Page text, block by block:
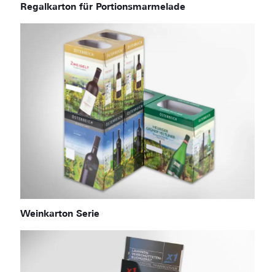
Regalkarton für Portionsmarmelade
Weinkarton Serie